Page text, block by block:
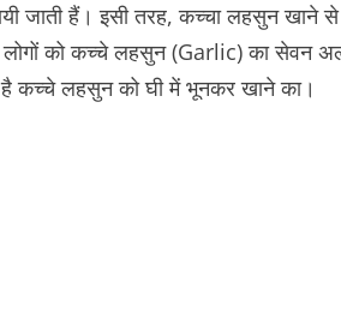
जाती हैं। इसी तरह, कच्चा लहसुन खाने
को कच्चे लहसुन (Garlic) का सेवन
कच्चे लहसुन को घी में भूनकर खाने का।